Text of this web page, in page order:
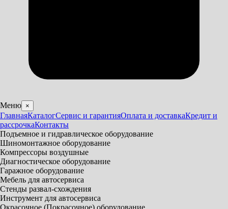
Меню ×
ГлавнаяКаталогСервис и гарантияОплата и доставкаКредит и
рассрочкаКонтакты
Подъемное и гидравлическое оборудование
Шиномонтажное оборудование
Компрессоры воздушные
Диагностическое оборудование
Гаражное оборудование
Мебель для автосервиса
Стенды развал-схождения
Инструмент для автосервиса
Окрасочное (Покрасочное) оборудование